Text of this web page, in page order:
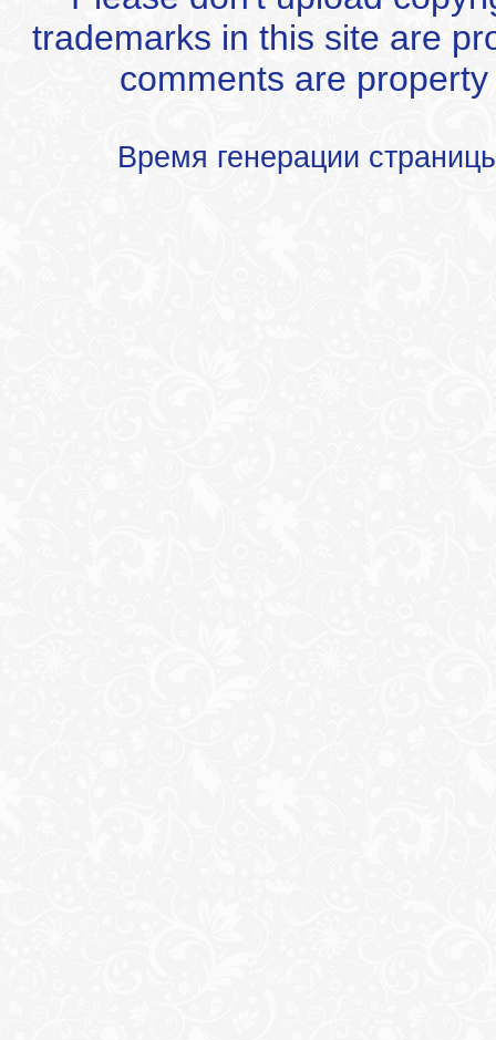
trademarks in this site are
comments are
Время генерации